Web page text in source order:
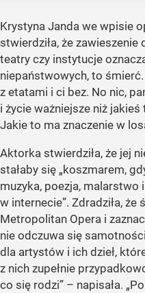
Krystyna Janda we wpisie
stwierdziła, że
teatry czy instytucje
niepaństwowych, to
z etatami i ci bez. No nic,
i życie ważniejsze niż
Jakie to ma znaczenie w
Aktorka stwierdziła, że jej
stałaby się „koszmarem,
muzyka, poezja, malarstwo
w internecie”. Zdradziła,
Metropolitan Opera i
nie odczuwa się
dla artystów i ich dzieł,
z nich zupełnie
co się rodzi” – napisała.